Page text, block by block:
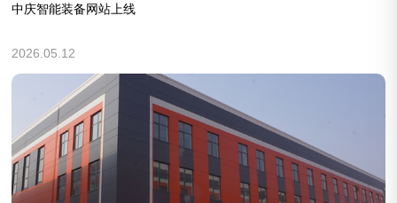
中庆智能装备网站上线
2026.05.12